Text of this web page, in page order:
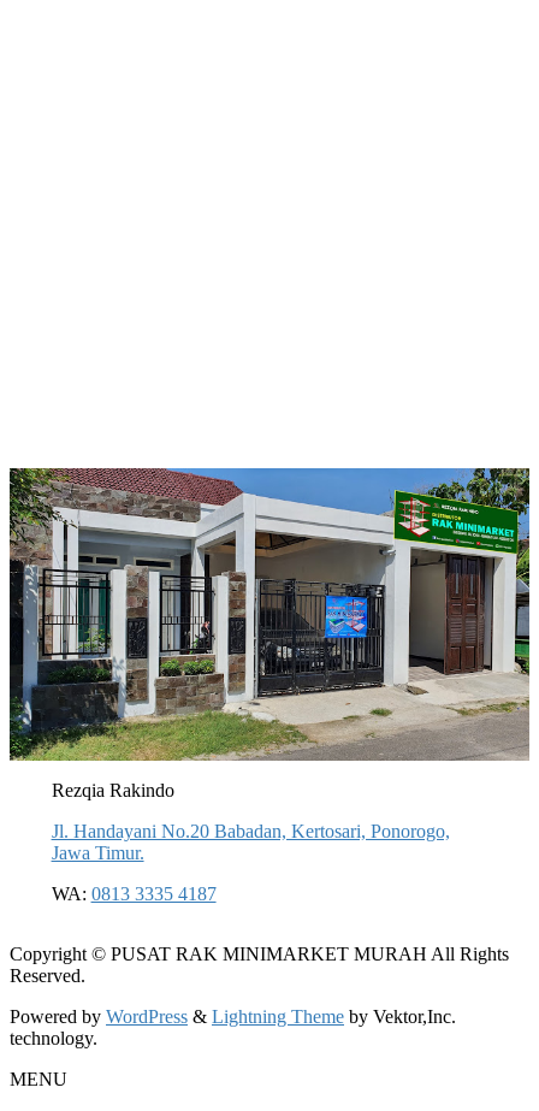
Rezqia Rakindo
Jl. Handayani No.20 Babadan, Kertosari, Ponorogo,
Jawa Timur.
WA: 0813 3335 4187
Copyright © PUSAT RAK MINIMARKET MURAH All Rights
Reserved.
Powered by WordPress & Lightning Theme by Vektor,Inc.
technology.
MENU